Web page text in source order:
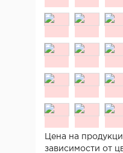
Цена на
зависимости от